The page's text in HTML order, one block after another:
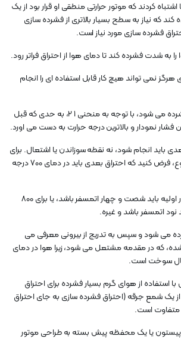
اشتباه کردند که موتور حرارتی منطقی او قرار بود از یک
که نیاز به سطح بسیار بالاتری از فشرده سازی
فشرده سازی مورد نیاز است.
به شدت فشرده کند تا دمای هوا از احتراق فراتر رود.
نمی تواند هیچ کار قابل استفاده ای را انجام
هوای خالص اتمسفر فشرده می شود، با توجه به منحنی 1 2، به حدی که قبل
فشار نمودار و بالاترین درجه حرارت به دست می اورد.
باید انجام شود، نه نقطه سوزاندن یا اشتعال. برای
روشن تر شدن این موضوع، فرض کنید که احتراق بعدی باید در دمای 700 درجه
سپس در این صورت فشار اولیه باید شصت و چهار اتمسفر باشد، یا برای 800
نود اتمسفر باشد و غیره.
می شود و سپس به تدریج از بیرونی معرفی می
که در مقدمه مشتعل می شود، زیرا هوا در دمای
سوخت است.
استفاده از هوای گرم بسیار فشرده برای احتراق
یک شمع جرقه (احتراق فشرده سازی به جای احتراق
متفاوت است.
یا یک محفظه پیش بسته به طراحی موتور